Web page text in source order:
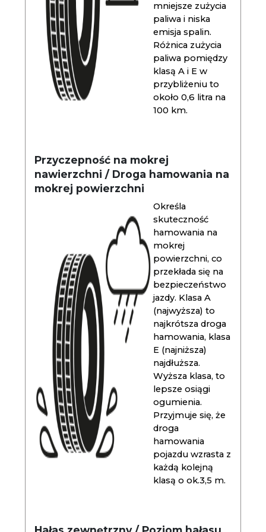
mniejsze zużycia
paliwa i niska
emisja spalin.
Różnica zużycia
paliwa pomiędzy
klasą A i E w
przybliżeniu to
około 0,6 litra na
100 km.
Przyczepność na mokrej
nawierzchni / Droga hamowania na
mokrej powierzchni
Określa
skuteczność
hamowania na
mokrej
powierzchni, co
przekłada się na
bezpieczeństwo
jazdy. Klasa A
(najwyższa) to
najkrótsza droga
hamowania, klasa
E (najniższa)
najdłuższa.
Wyższa klasa, to
lepsze osiągi
ogumienia.
Przyjmuje się, że
droga
hamowania
pojazdu wzrasta z
każdą kolejną
klasą o ok.3,5 m.